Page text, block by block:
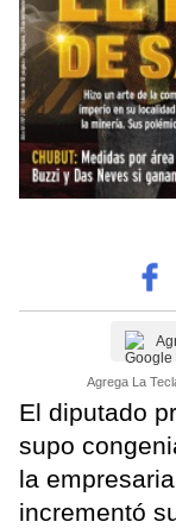
Agrega La
El diputado
supo
la
incrementó